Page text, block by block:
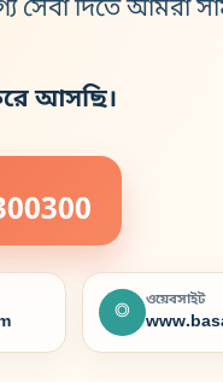
সেবা দিতে আমরা
আসছি।
◎ ওয়েবসাইট